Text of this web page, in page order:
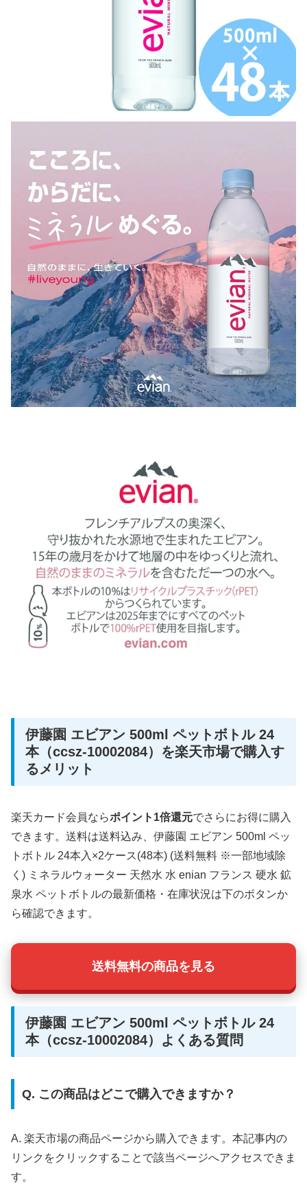
伊藤園 エビアン 500ml ペットボトル 24
本（ccsz-10002084）を楽天市場で購入す
るメリット
楽天カード会員ならポイント1倍還元でさらにお得に購入
できます。送料は送料込み、伊藤園 エビアン 500ml ペッ
トボトル 24本入×2ケース(48本) (送料無料 ※一部地域除
く) ミネラルウォーター 天然水 水 enian フランス 硬水 鉱
泉水 ペットボトルの最新価格・在庫状況は下のボタンか
ら確認できます。
送料無料の商品を見る
伊藤園 エビアン 500ml ペットボトル 24
本（ccsz-10002084）よくある質問
Q. この商品はどこで購入できますか？
A. 楽天市場の商品ページから購入できます。本記事内の
リンクをクリックすることで該当ページへアクセスできま
す。